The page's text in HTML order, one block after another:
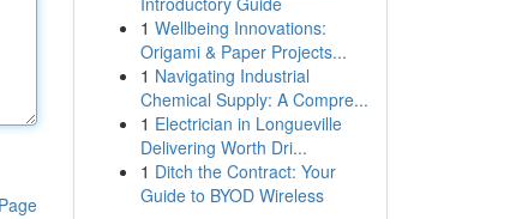
1 Wellbeing Innovations:
Origami & Paper Projects...
1 Navigating Industrial
Chemical Supply: A Compre...
1 Electrician in Longueville
Delivering Worth Dri...
1 Ditch the Contract: Your
Guide to BYOD Wireless